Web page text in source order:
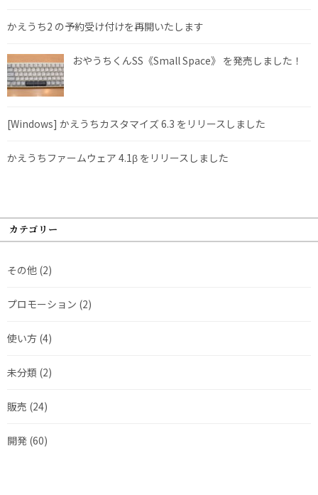
かえうち2 の予約受け付けを再開いたします
おやうちくんSS《Small Space》 を発売しました！
[Windows] かえうちカスタマイズ 6.3 をリリースしました
かえうちファームウェア 4.1β をリリースしました
カテゴリー
その他 (2)
プロモーション (2)
使い方 (4)
未分類 (2)
販売 (24)
開発 (60)